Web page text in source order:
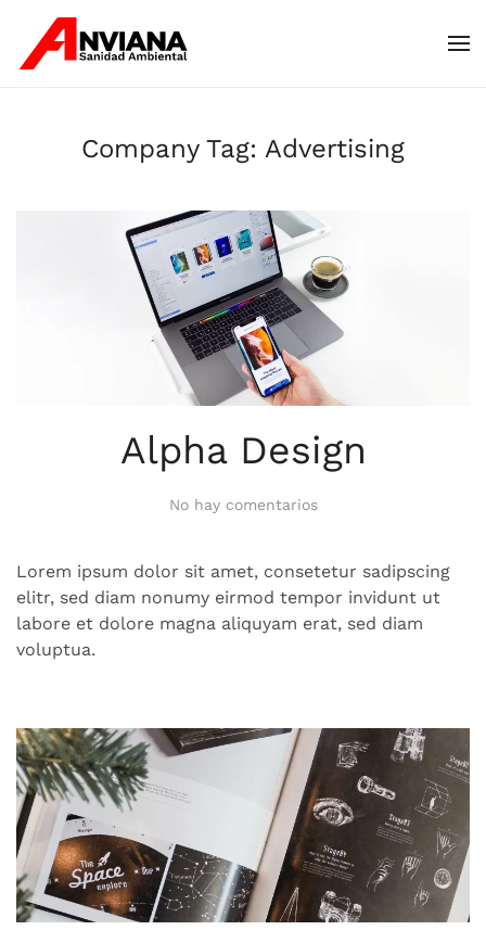
Skip to main content
Company Tag: Advertising
Alpha Design
No hay comentariosen
Lorem ipsum dolor sit amet, consetetur sadipscing
elitr, sed diam nonumy eirmod tempor invidunt ut
labore et dolore magna aliquyam erat, sed diam
voluptua.